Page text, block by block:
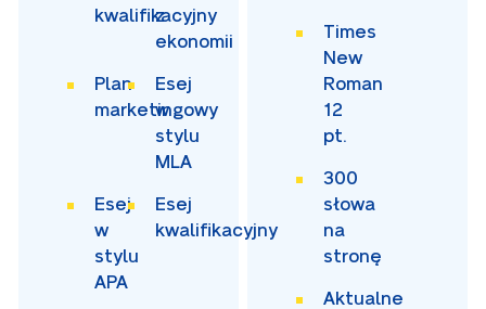
kwalifikacyjny
z
ekonomii
Plan
marketingowy
Esej
w
stylu
MLA
Esej
w
stylu
APA
Esej
kwalifikacyjny
Times
New
Roman
12
pt.
300
słowa
na
stronę
Aktualne